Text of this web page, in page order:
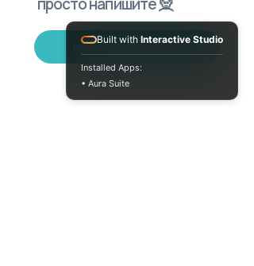
Написать в Telegram
Built with Interactive Studio
Installed Apps:
• Aura Suite